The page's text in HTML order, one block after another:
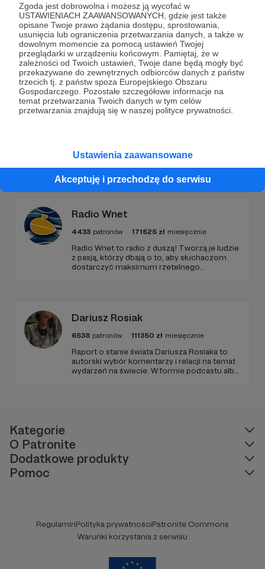
Zgoda jest dobrowolna i możesz ją wycofać w
USTAWIENIACH ZAAWANSOWANYCH, gdzie jest także
opisane Twoje prawo żądania dostępu, sprostowania,
usunięcia lub ograniczenia przetwarzania danych, a także w
dowolnym momencie za pomocą ustawień Twojej
przeglądarki w urządzeniu końcowym. Pamiętaj, że w
zależności od Twoich ustawień, Twoje dane będą mogły być
przekazywane do zewnętrznych odbiorców danych z państw
trzecich tj. z państw spoza Europejskiego Obszaru
Gospodarczego. Pozostałe szczegółowe informacje na
temat przetwarzania Twoich danych w tym celów
przetwarzania znajdują się w naszej polityce prywatności.
Ustawienia zaawansowane
Akceptuję i przechodzę do serwisu
Dołącz do grona Patronów!
Wesprzyj działalność AutoraRadio 357już teraz!
Zostań Patronem
Promowani autorzy
Radio Wnet
4433 patronów 171525 zł miesięcznie
Radio Wnet to radio z duszą! Tworzą je ludzie
z pasją, którzy dbają o to, aby słuchaczom
dostarczyć maksimum rzetelnego
Dariusz Rosiak
6538 patronów 111350 zł miesięcznie
Raport o stanie świata Dariusza Rosiaka to
autorski wybór komentarzy i relacji na temat
wydarzeń na świecie. W formie podcastu albo
Kategorie
O Patronite
Dodatkowe produkty
Pomoc
RegulaminPolityka prywatnościPatronite Commons
Warunki korzystania z serwisu